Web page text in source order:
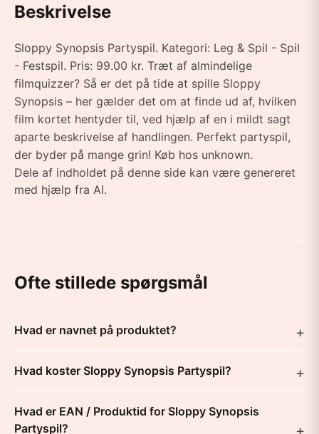
Beskrivelse
Sloppy Synopsis Partyspil. Kategori: Leg & Spil - Spil
- Festspil. Pris: 99.00 kr. Træt af almindelige
filmquizzer? Så er det på tide at spille Sloppy
Synopsis – her gælder det om at finde ud af, hvilken
film kortet hentyder til, ved hjælp af en i mildt sagt
aparte beskrivelse af handlingen. Perfekt partyspil,
der byder på mange grin! Køb hos unknown.
Dele af indholdet på denne side kan være genereret
med hjælp fra AI.
Ofte stillede spørgsmål
Hvad er navnet på produktet?
Hvad koster Sloppy Synopsis Partyspil?
Hvad er EAN / Produktid for Sloppy Synopsis
Partyspil?